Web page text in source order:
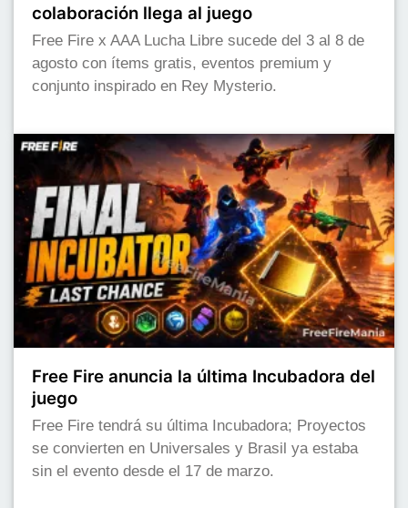
colaboración llega al juego
Free Fire x AAA Lucha Libre sucede del 3 al 8 de
agosto con ítems gratis, eventos premium y
conjunto inspirado en Rey Mysterio.
Free Fire anuncia la última Incubadora del
juego
Free Fire tendrá su última Incubadora; Proyectos
se convierten en Universales y Brasil ya estaba
sin el evento desde el 17 de marzo.